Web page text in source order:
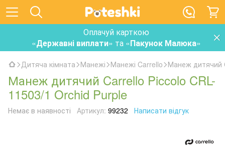
Оплачуй карткою
«Державні виплати» та «Пакунок Малюка»
Дитяча кімната Манежі Манежі Carrello Манеж дитячий
Манеж дитячий Carrello Piccolo CRL-
11503/1 Orchid Purple
Немає в наявності Артикул: 99232 Написати відгук